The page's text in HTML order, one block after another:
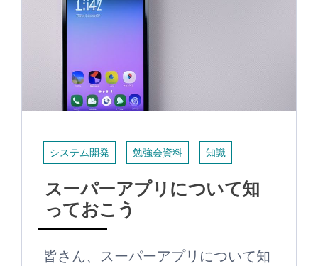
システム開発 勉強会資料 知識
スーパーアプリについて知
っておこう
皆さん、スーパーアプリについて知